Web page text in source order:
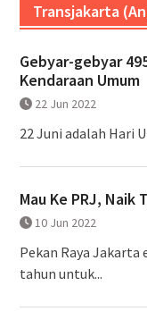
Transjakarta
Gebyar-gebyar
Kendaraan Umum
22 Jun 2022
22 Juni adalah Hari
Mau Ke PRJ, Naik
10 Jun 2022
Pekan Raya Jakarta
tahun untuk...